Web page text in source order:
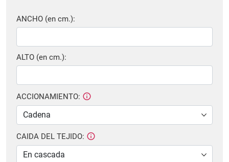
ANCHO (en cm.):
ALTO (en cm.):
ACCIONAMIENTO:
CAIDA DEL TEJIDO: